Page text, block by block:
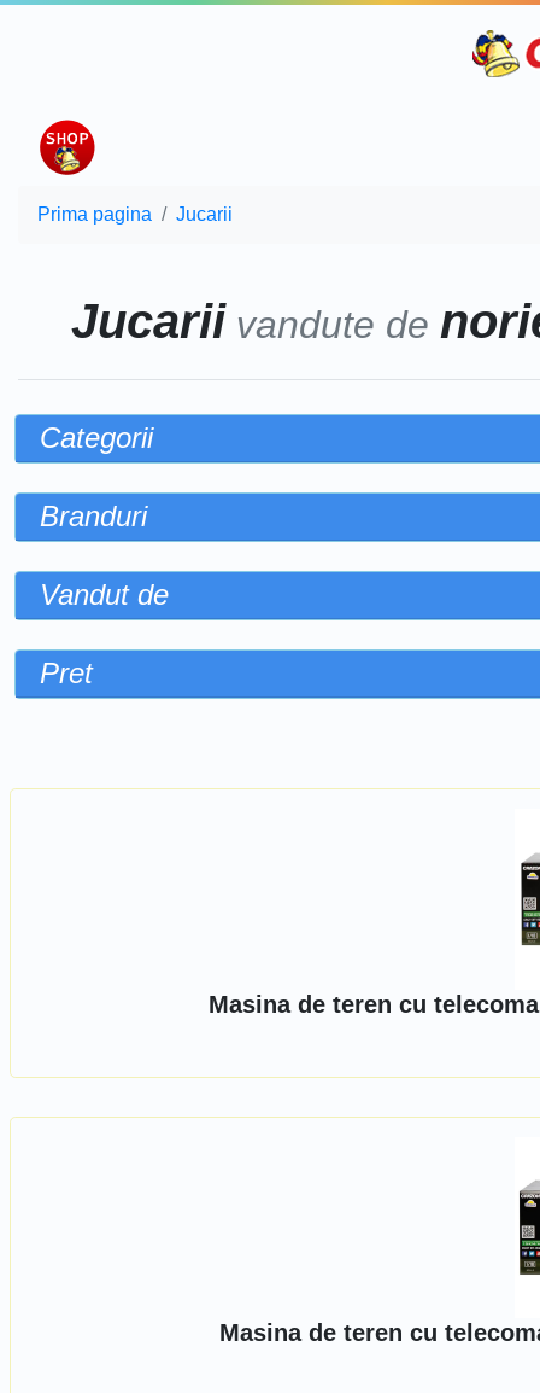
Prima pagina Jucarii
Jucariivandute de
Categorii
Branduri
Vandut de
Pret
Masina de teren cu
Masina de teren cu